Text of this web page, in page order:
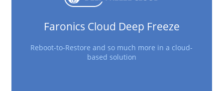
Faronics Cloud Deep Freeze
Reboot-to-Restore and so much more in a cloud-
based solution